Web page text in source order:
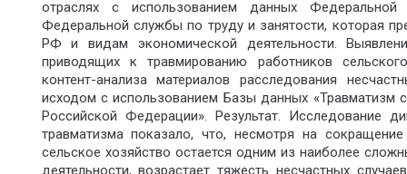
отраслях с использованием данных Федеральной
Федеральной службы по труду и занятости, которая
РФ и видам экономической деятельности.
приводящих к травмированию работников
контент-анализа материалов расследования
исходом с использованием Базы данных
Российской Федерации». Результат. Исследование
травматизма показало, что, несмотря на
сельское хозяйство остается одним из наиболее
деятельности, возрастает тяжесть несчастных